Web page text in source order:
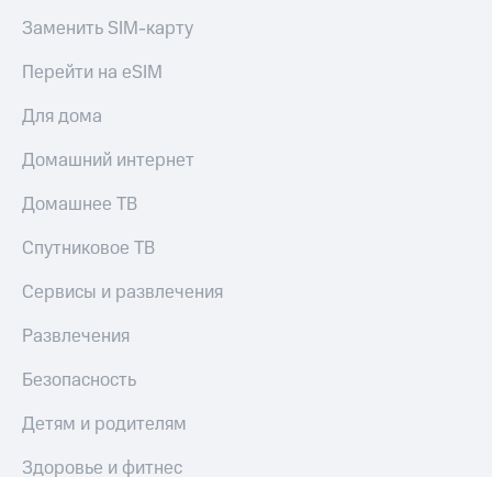
колонки
Умные
часы
и
трекеры
Умный
и
товары
Заменить SIM-карту
Перейти на eSIM
Для дома
Домашний интернет
Домашнее ТВ
Спутниковое ТВ
Сервисы и развлечения
Развлечения
Безопасность
Детям и родителям
Здоровье и фитнес